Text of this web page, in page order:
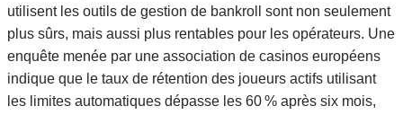
utilisent les outils de gestion de bankroll sont non seulement
plus sûrs, mais aussi plus rentables pour les opérateurs. Une
enquête menée par une association de casinos européens
indique que le taux de rétention des joueurs actifs utilisant
les limites automatiques dépasse les 60 % après six mois,